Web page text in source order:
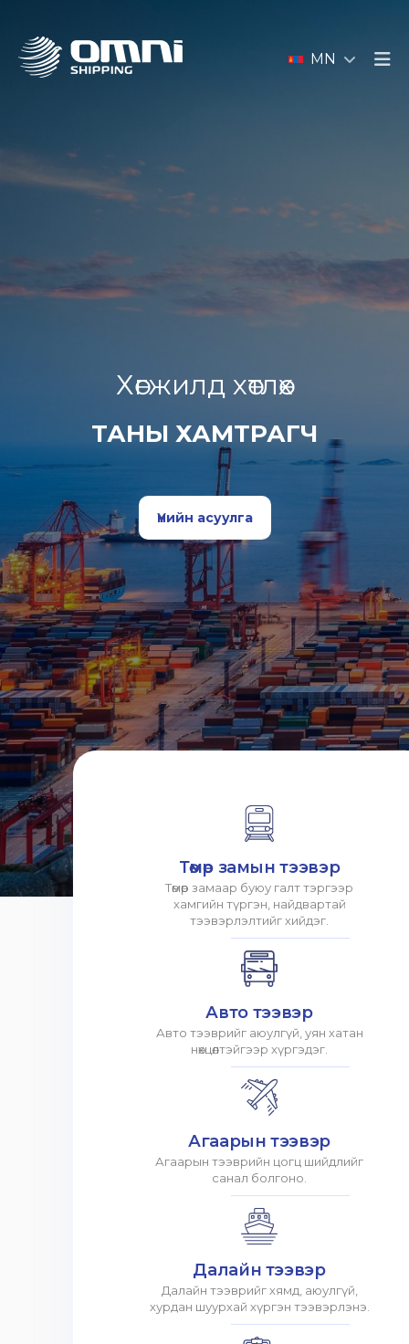
MN
Хөгжилд хөтлөх
ТАНЫ ХАМТРАГЧ
Үнийн асуулга
Төмөр замын тээвэр
Төмөр замаар буюу галт тэргээр
хамгийн түргэн, найдвартай
тээвэрлэлтийг хийдэг.
Авто тээвэр
Авто тээврийг аюулгүй, уян хатан
нөхцөлтэйгээр хүргэдэг.
Агаарын тээвэр
Агаарын тээврийн цогц шийдлийг
санал болгоно.
Далайн тээвэр
Далайн тээврийг хямд, аюулгүй,
хурдан шуурхай хүргэн тээвэрлэнэ.